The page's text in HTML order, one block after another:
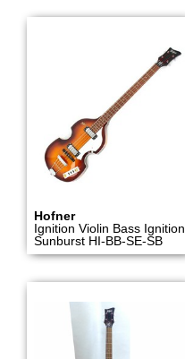
Hofner
Ignition Violin Bass Ignition
Sunburst HI-BB-SE-SB